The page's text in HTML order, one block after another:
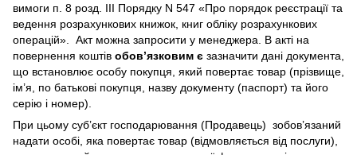
вимоги п. 8 розд. III Порядку N 547 «Про порядок реєстрації та
ведення розрахункових книжок, книг обліку розрахункових
операцій». Акт можна запросити у менеджера. В акті на
повернення коштів обов’язковим є зазначити дані документа,
що встановлює особу покупця, який повертає товар (прізвище,
ім’я, по батькові покупця, назву документу (паспорт) та його
серію і номер).
При цьому суб’єкт господарювання (Продавець) зобов’язаний
надати особі, яка повертає товар (відмовляється від послуги),